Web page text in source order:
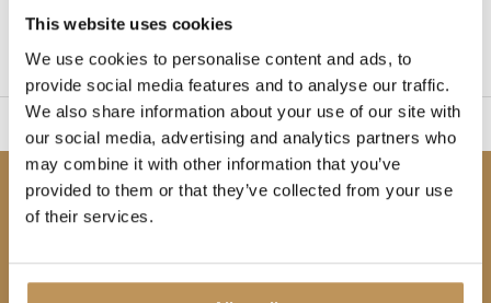
This website uses cookies
We use cookies to personalise content and ads, to
provide social media features and to analyse our traffic.
We also share information about your use of our site with
our social media, advertising and analytics partners who
may combine it with other information that you’ve
provided to them or that they’ve collected from your use
of their services.
Pagina 1 van 1
Als eerste op de hoogte!
Abonneer je op onze nieuwsbrief om op de hoogte